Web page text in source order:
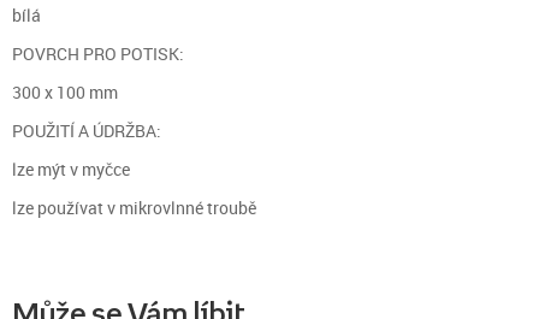
bílá
POVRCH PRO POTISK:
300 x 100 mm
POUŽITÍ A ÚDRŽBA:
lze mýt v myčce
lze používat v mikrovlnné troubě